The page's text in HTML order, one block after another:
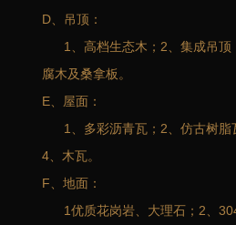
D、吊顶：
1、高档生态木；2、集成吊顶
腐木及桑拿板。
E、屋面：
1、多彩沥青瓦；2、仿古树脂
4、木瓦。
F、地面：
1优质花岗岩、大理石；2、